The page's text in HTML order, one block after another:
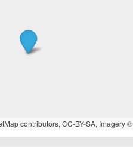
contributors, CC-BY-SA, Imagery ©